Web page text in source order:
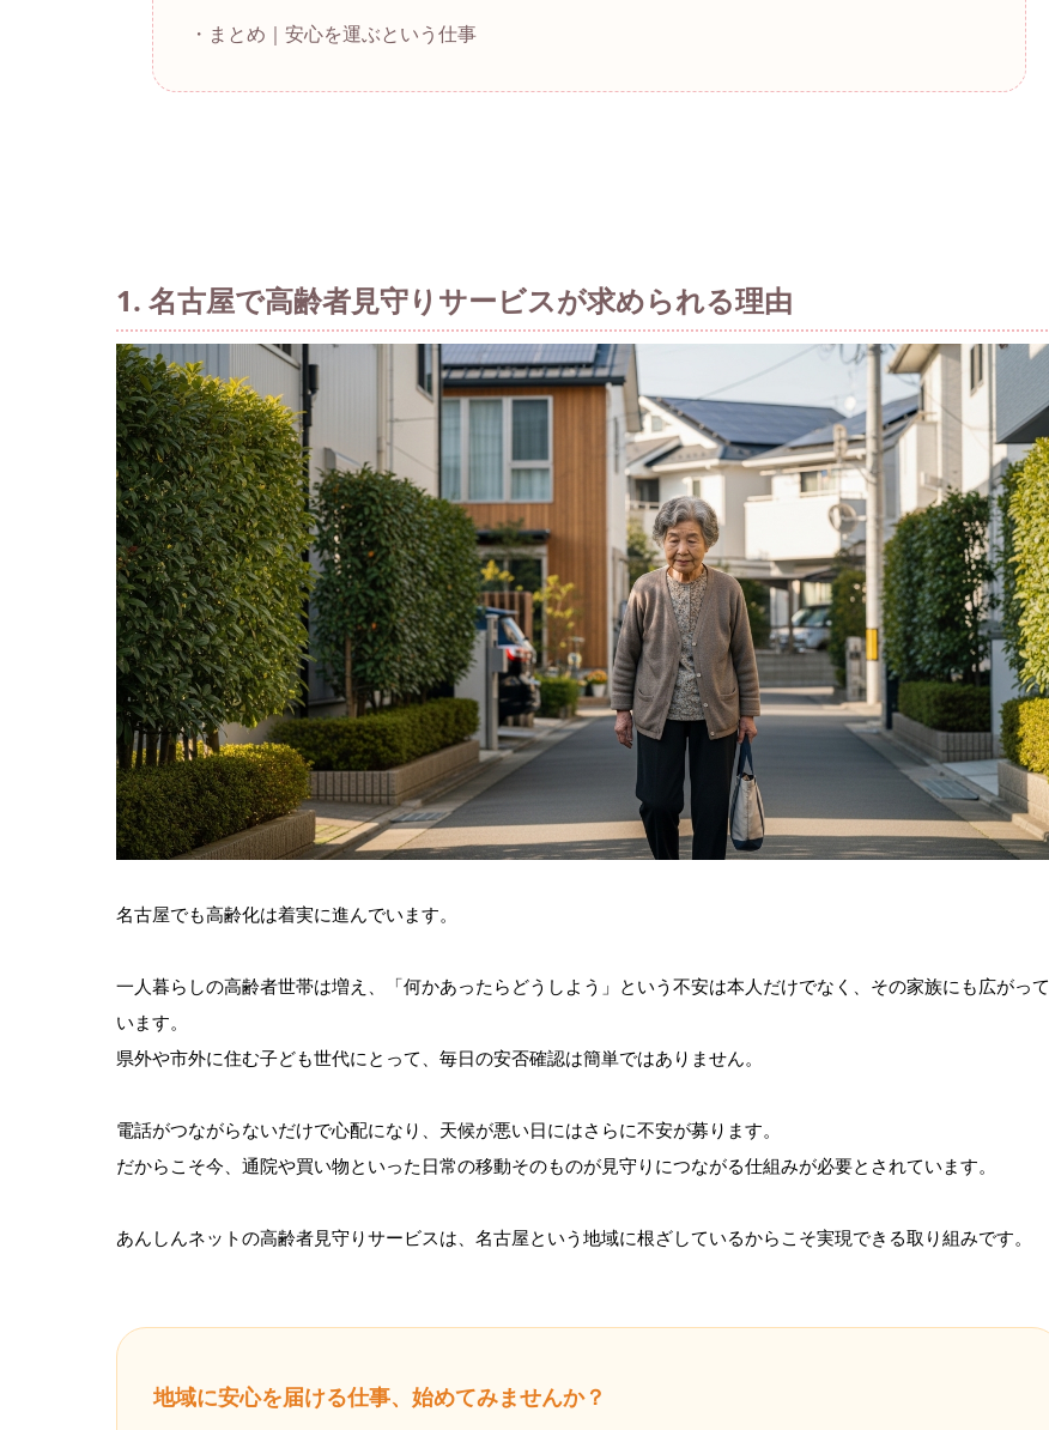
・まとめ｜安心を運ぶという仕事
1. 名古屋で高齢者見守りサービスが求められる理由
名古屋でも高齢化は着実に進んでいます。
一人暮らしの高齢者世帯は増え、「何かあったらどうしよう」という不安は本人だけでなく、その家族にも広がって
います。
県外や市外に住む子ども世代にとって、毎日の安否確認は簡単ではありません。
電話がつながらないだけで心配になり、天候が悪い日にはさらに不安が募ります。
だからこそ今、通院や買い物といった日常の移動そのものが見守りにつながる仕組みが必要とされています。
あんしんネットの高齢者見守りサービスは、名古屋という地域に根ざしているからこそ実現できる取り組みです。
地域に安心を届ける仕事、始めてみませんか？